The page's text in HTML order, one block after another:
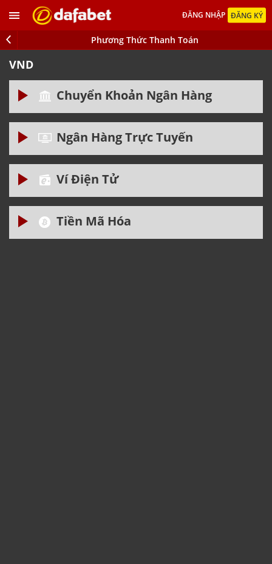
ĐĂNG NHẬP ĐĂNG KÝ
Phương Thức Thanh Toán
VND
Chuyển Khoản Ngân Hàng
Giới hạn tối thiểu 200,000.00 VND
Giới hạn tối đa 20,000.000.00 VND
Ngân Hàng Trực Tuyến
Giới hạn tối thiểu 200,000.00 VND
Giới hạn tối đa 300,000,000.00 VND
Ví Điện Tử
Giới hạn tối thiểu 100,000.00 VND
Tiền Mã Hóa